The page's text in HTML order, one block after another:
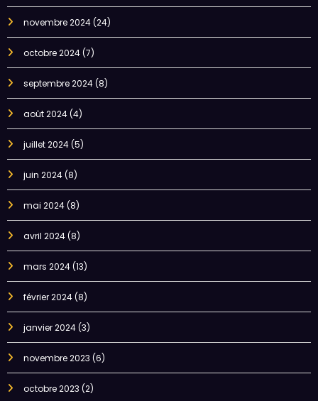
novembre 2024(24)
octobre 2024(7)
septembre 2024(8)
août 2024(4)
juillet 2024(5)
juin 2024(8)
mai 2024(8)
avril 2024(8)
mars 2024(13)
février 2024(8)
janvier 2024(3)
novembre 2023 (6)
octobre 2023 (2)